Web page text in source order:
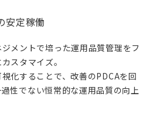
安定稼働
メントで培った運用品質管理をフ
スタマイズ。
化することで、改善のPDCAを回
過性でない恒常的な運用品質の向上